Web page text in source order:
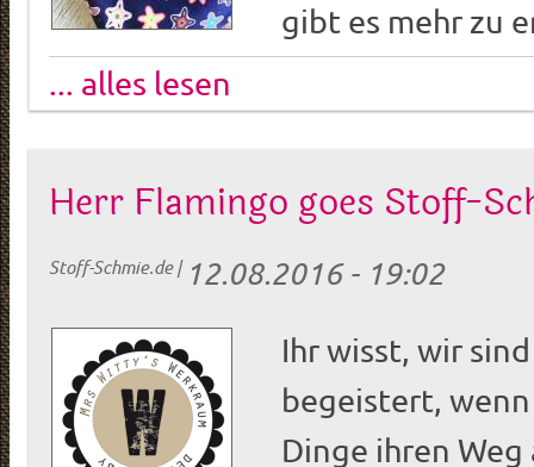
gibt es mehr zu
... alles lesen
Herr Flamingo goes Stoff-
Stoff-Schmie.de| 12.08.2016 - 19:02
Ihr wisst, wir
begeistert,
Dinge ihren